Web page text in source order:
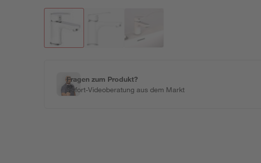
Fragen zum Produkt?
Sofort-Videoberatung aus dem Markt